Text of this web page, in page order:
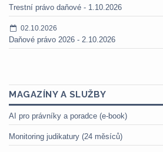
Trestní právo daňové - 1.10.2026
02.10.2026
Daňové právo 2026 - 2.10.2026
MAGAZÍNY A SLUŽBY
AI pro právníky a poradce (e-book)
Monitoring judikatury (24 měsíců)